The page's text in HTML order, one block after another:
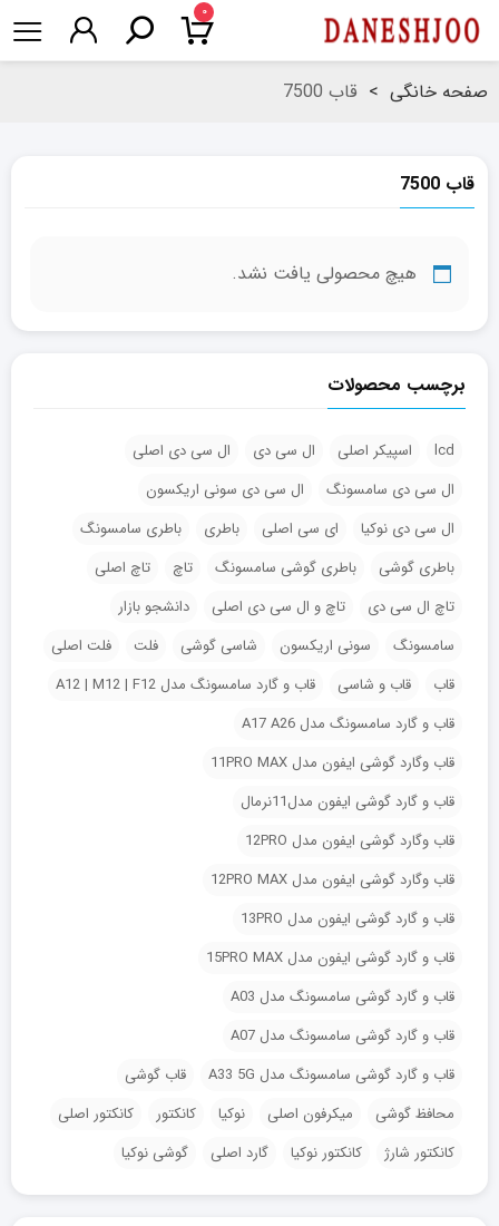
۰
صفحه خانگی > قاب 7500
قاب 7500
هیچ محصولی یافت نشد.
برچسب محصولات
lcd اسپیکر اصلی ال سی دی
ال سی دی اصلی
ال سی دی سامسونگ
ال سی دی سونی اریکسون
ال سی دی نوکیا
ای سی اصلی باطری
باطری سامسونگ
باطری گوشی
باطری گوشی سامسونگ تاچ
تاچ اصلی
تاچ ال سی دی
تاچ و ال سی دی اصلی
دانشجو بازار
سامسونگ
سونی اریکسون شاسی گوشی فلت
فلت اصلی
قاب
قاب و شاسی
قاب و گارد سامسونگ مدل A12 | M12 | F12
قاب و گارد سامسونگ مدل A17 A26
قاب وگارد گوشی ایفون مدل 11PRO MAX
قاب و گارد گوشی ایفون مدل11نرمال
قاب وگارد گوشی ایفون مدل 12PRO
قاب وگارد گوشی ایفون مدل 12PRO MAX
قاب و گارد گوشی ایفون مدل 13PRO
قاب و گارد گوشی ایفون مدل 15PRO MAX
قاب و گارد گوشی سامسونگ مدل A03
قاب و گارد گوشی سامسونگ مدل A07
قاب و گارد گوشی سامسونگ مدل A33 5G
قاب گوشی
محافظ گوشی
میکرفون اصلی نوکیا کانکتور
کانکتور اصلی
کانکتور شارژ
کانکتور نوکیا گارد اصلی گوشی نوکیا